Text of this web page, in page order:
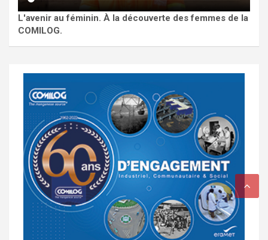
L'avenir au féminin. À la découverte des femmes de la
COMILOG.